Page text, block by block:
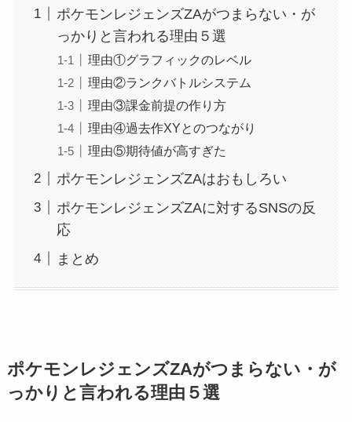
ポケモンレジェンズZAがつまらない・が
っかりと言われる理由５選
理由①グラフィックのレベル
理由②ランクバトルシステム
理由③課金前提の作り方
理由④過去作XYとのつながり
理由⑤期待値が高すぎた
ポケモンレジェンズZAはおもしろい
ポケモンレジェンズZAに対するSNSの反
応
まとめ
ポケモンレジェンズZAがつまらない・が
っかりと言われる理由５選